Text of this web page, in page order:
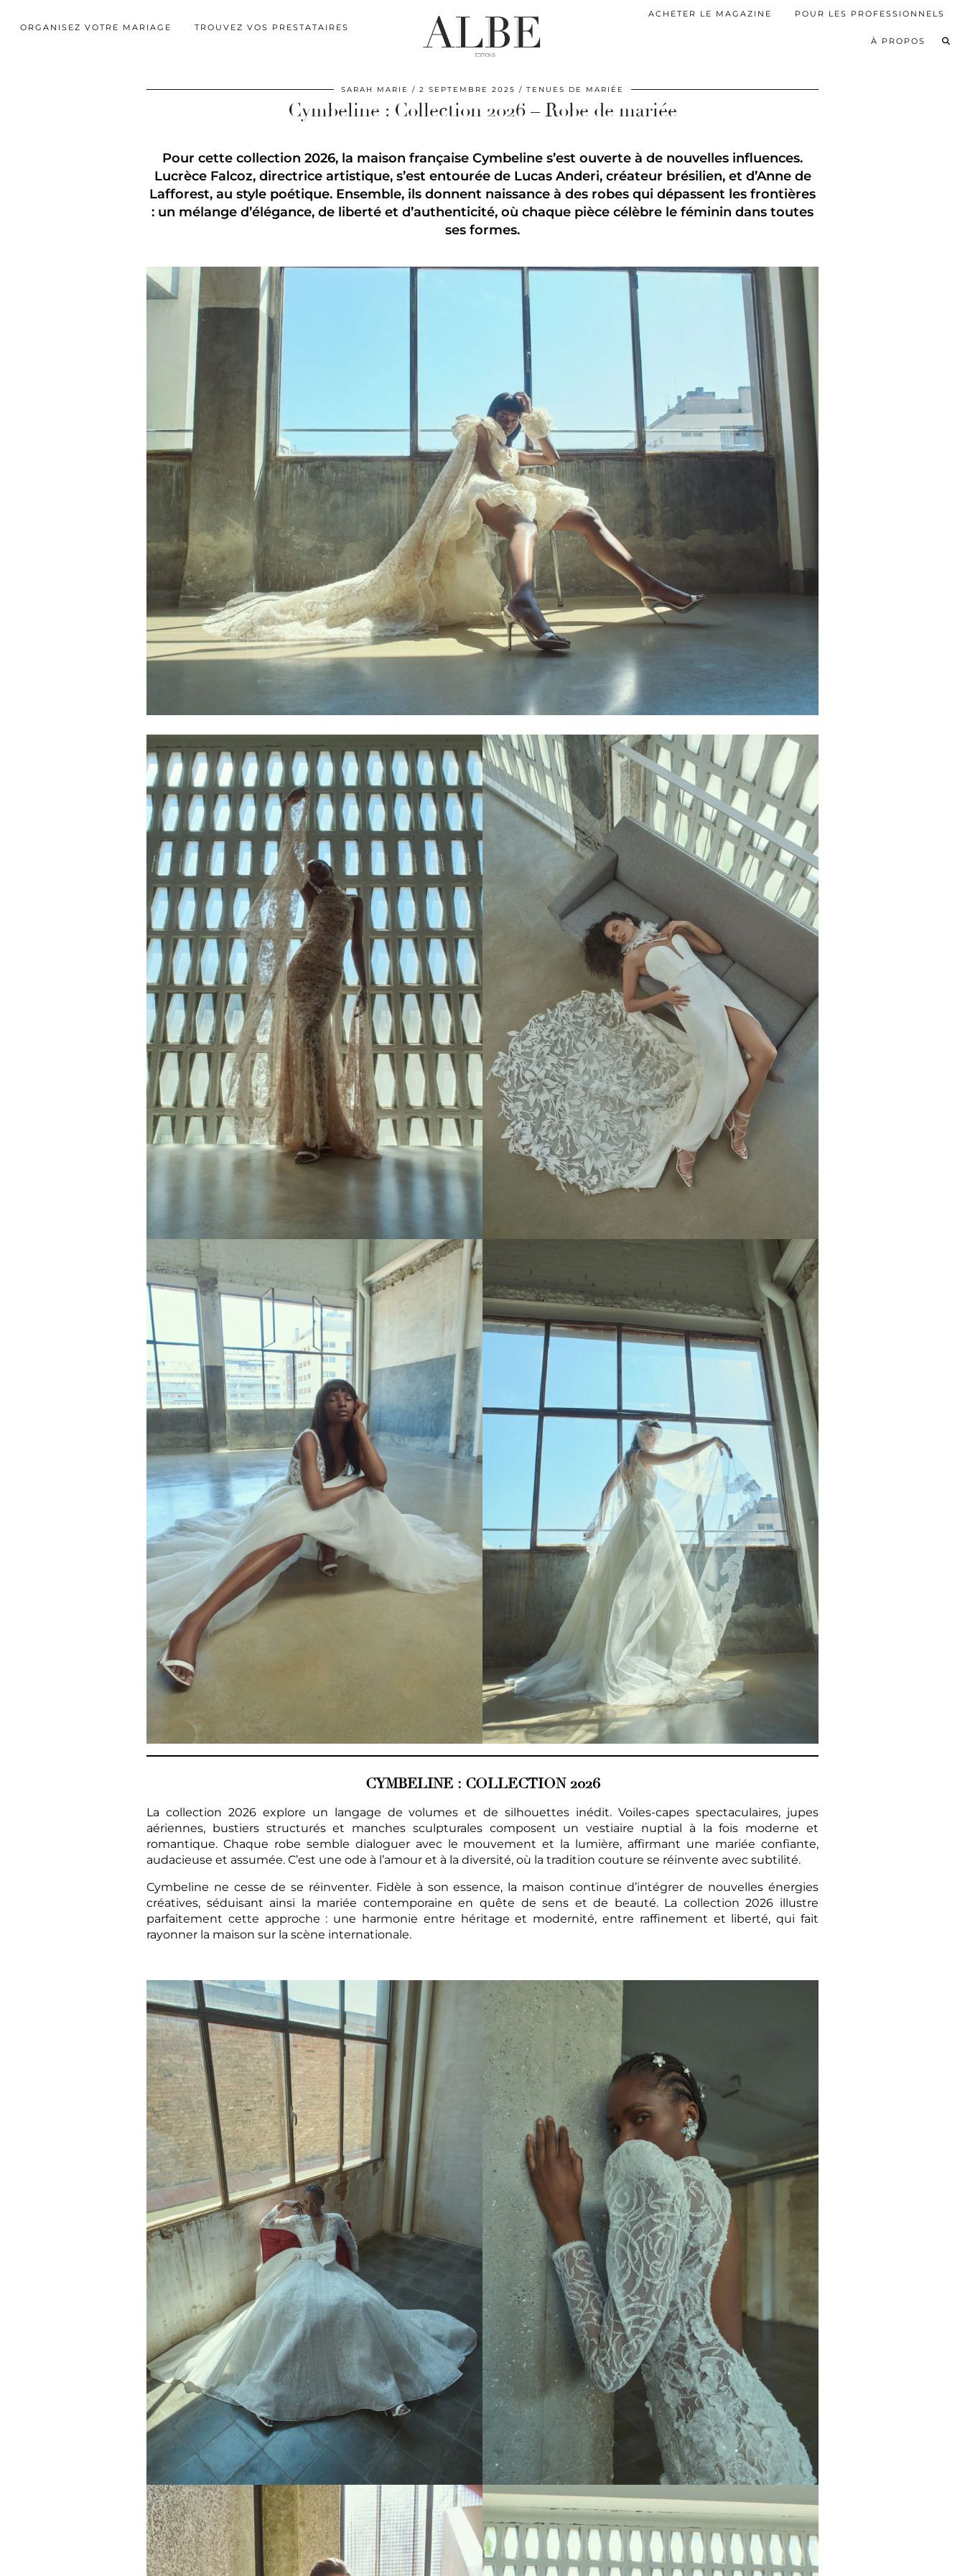
ORGANISEZ VOTRE MARIAGE TROUVEZ VOS PRESTATAIRES
ACHETER LE MAGAZINE POUR LES PROFESSIONNELS
À PROPOS
SARAH MARIE 2 SEPTEMBRE 2025 TENUES DE MARIÉE
Cymbeline : Collection 2026 – Robe de mariée
Pour cette collection 2026, la maison française Cymbeline s’est ouverte à de nouvelles influences.
Lucrèce Falcoz, directrice artistique, s’est entourée de Lucas Anderi, créateur brésilien, et d’Anne de
Lafforest, au style poétique. Ensemble, ils donnent naissance à des robes qui dépassent les frontières
: un mélange d’élégance, de liberté et d’authenticité, où chaque pièce célèbre le féminin dans toutes
ses formes.
CYMBELINE : COLLECTION 2026
La collection 2026 explore un langage de volumes et de silhouettes inédit. Voiles-capes spectaculaires, jupes
aériennes, bustiers structurés et manches sculpturales composent un vestiaire nuptial à la fois moderne et
romantique. Chaque robe semble dialoguer avec le mouvement et la lumière, affirmant une mariée confiante,
audacieuse et assumée. C’est une ode à l’amour et à la diversité, où la tradition couture se réinvente avec subtilité.
Cymbeline ne cesse de se réinventer. Fidèle à son essence, la maison continue d’intégrer de nouvelles énergies
créatives, séduisant ainsi la mariée contemporaine en quête de sens et de beauté. La collection 2026 illustre
parfaitement cette approche : une harmonie entre héritage et modernité, entre raffinement et liberté, qui fait
rayonner la maison sur la scène internationale.